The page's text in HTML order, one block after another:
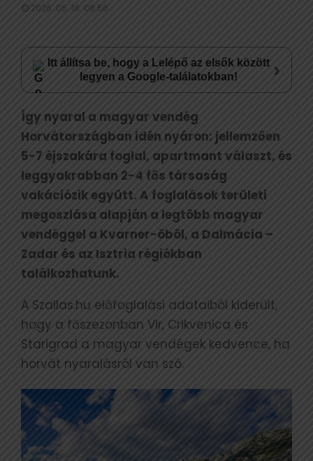
2026. 05. 18. 08:56
Itt állítsa be, hogy a Lelépő az elsők között
legyen a Google-találatokban!
›
Így nyaral a magyar vendég
Horvátországban idén nyáron: jellemzően
5-7 éjszakára foglal, apartmant választ, és
leggyakrabban 2-4 fős társaság
vakációzik együtt. A foglalások területi
megoszlása alapján a legtöbb magyar
vendéggel a Kvarner-öböl, a Dalmácia –
Zadar és az Isztria régiókban
találkozhatunk.
A Szallas.hu előfoglalási adataiból kiderült,
hogy a főszezonban Vir, Crikvenica és
Starigrad a magyar vendégek kedvence, ha
horvát nyaralásról van szó.